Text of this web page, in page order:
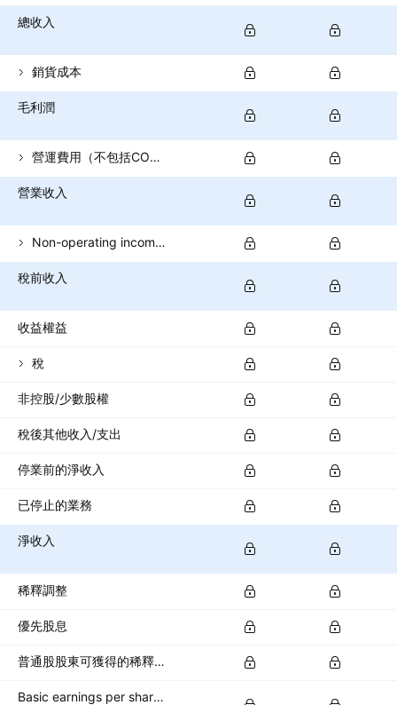
總收入
銷貨成本
毛利潤
營運費用（不包括COGS）
營業收入
Non-operating income (total)
稅前收入
收益權益
稅
非控股/少數股權
稅後其他收入/支出
停業前的淨收入
已停止的業務
淨收入
稀釋調整
優先股息
普通股股東可獲得的稀釋淨收入
Basic earnings per share (basic EPS)